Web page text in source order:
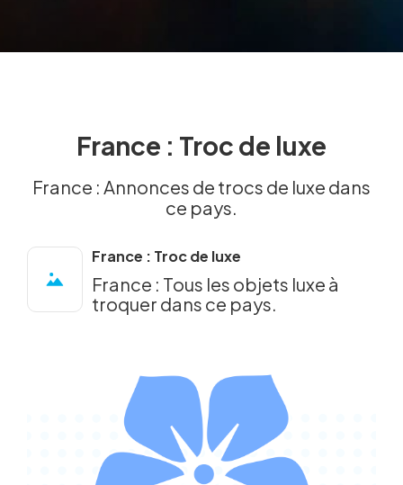
France : Troc de luxe
France : Annonces de trocs de luxe dans
ce pays.
France : Troc de luxe
France : Tous les objets luxe à
troquer dans ce pays.